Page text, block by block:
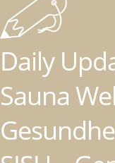
Daily
Sauna